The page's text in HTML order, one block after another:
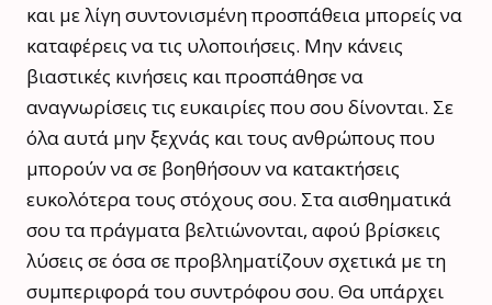
και με λίγη συντονισμένη προσπάθεια μπορείς να
καταφέρεις να τις υλοποιήσεις. Μην κάνεις
βιαστικές κινήσεις και προσπάθησε να
αναγνωρίσεις τις ευκαιρίες που σου δίνονται. Σε
όλα αυτά μην ξεχνάς και τους ανθρώπους που
μπορούν να σε βοηθήσουν να κατακτήσεις
ευκολότερα τους στόχους σου. Στα αισθηματικά
σου τα πράγματα βελτιώνονται, αφού βρίσκεις
λύσεις σε όσα σε προβληματίζουν σχετικά με τη
συμπεριφορά του συντρόφου σου. Θα υπάρχει